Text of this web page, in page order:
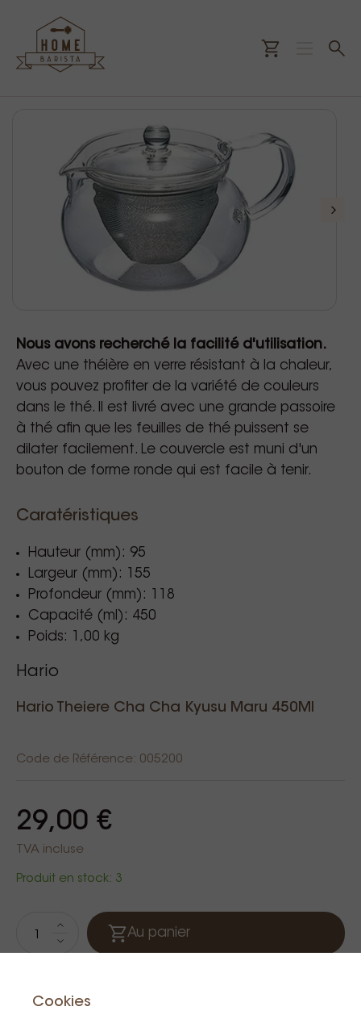
Nous avons recherché la facilité d'utilisation.
Avec une théière en verre résistant à la chaleur,
vous pouvez profiter de la variété de couleurs
dans le thé. Il est livré avec une grande passoire
à thé afin que les feuilles de thé puissent se
dilater facilement. Le couvercle est muni d'un
bouton de forme ronde qui est facile à tenir.
Caratéristiques
Hauteur (mm): 95
Largeur (mm): 155
Profondeur (mm): 118
Capacité (ml): 450
Poids: 1,00 kg
Hario
Hario Theiere Cha Cha Kyusu Maru 450Ml
Code de Référence: 005200
29,00 €
TVA incluse
Produit en stock: 3
Au panier
Cookies